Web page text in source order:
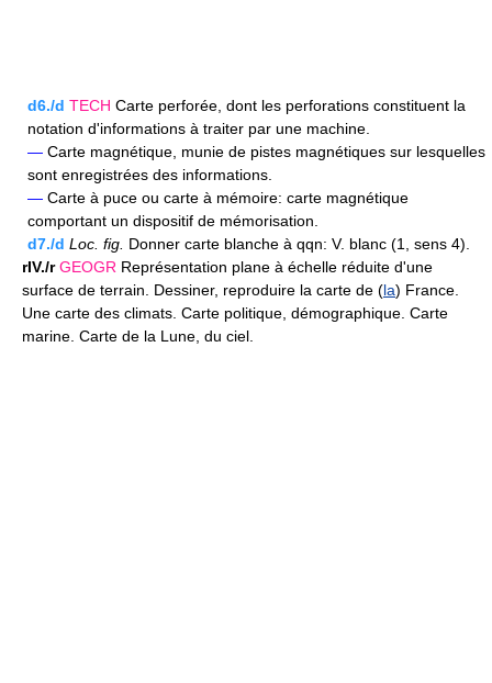
d6./d TECH Carte perforée, dont les perforations constituent la
notation d'informations à traiter par une machine.
— Carte magnétique, munie de pistes magnétiques sur lesquelles
sont enregistrées des informations.
— Carte à puce ou carte à mémoire: carte magnétique
comportant un dispositif de mémorisation.
d7./d Loc. fig. Donner carte blanche à qqn: V. blanc (1, sens 4).
rIV./r GEOGR Représentation plane à échelle réduite d'une
surface de terrain. Dessiner, reproduire la carte de (la) France.
Une carte des climats. Carte politique, démographique. Carte
marine. Carte de la Lune, du ciel.